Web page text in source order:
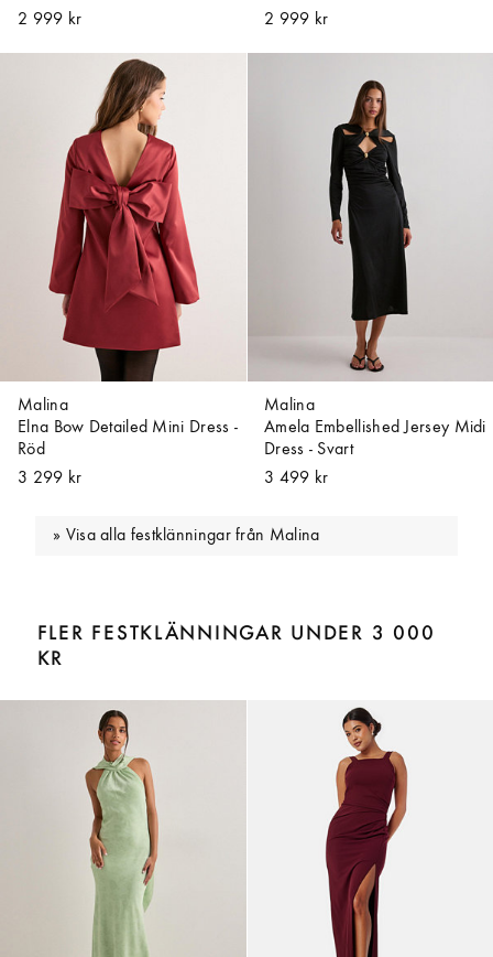
2 999 kr 2 999 kr
Malina
Elna Bow Detailed Mini Dress -
Röd
3 299 kr
Malina
Amela Embellished Jersey Midi
Dress - Svart
3 499 kr
Visa alla festklänningar från Malina
FLER FESTKLÄNNINGAR UNDER 3 000
KR